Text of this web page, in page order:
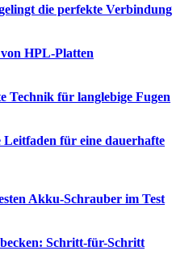
die perfekte Verbindung
HPL-Platten
Technik für langlebige Fugen
für eine dauerhafte
Akku-Schrauber im Test
Schritt-für-Schritt